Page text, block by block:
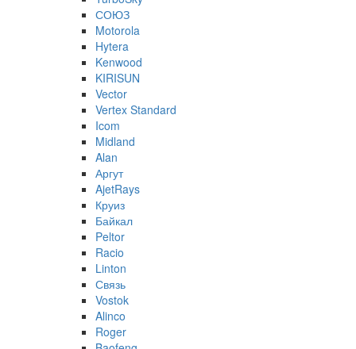
СОЮЗ
Motorola
Hytera
Kenwood
KIRISUN
Vector
Vertex Standard
Icom
Midland
Alan
Аргут
AjetRays
Круиз
Байкал
Peltor
Racio
Linton
Связь
Vostok
Alinco
Roger